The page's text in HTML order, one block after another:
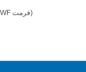
(فرمت SWF)